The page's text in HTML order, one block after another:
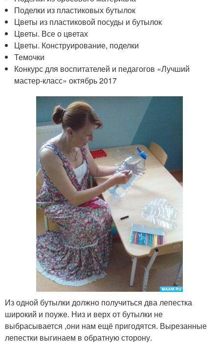
Поделки из пластиковых бутылок
Цветы из пластиковой посуды и бутылок
Цветы. Все о цветах
Цветы. Конструирование, поделки
Темочки
Конкурс для воспитателей и педагогов «Лучший
мастер-класс» октябрь 2017
Из одной бутылки должно получиться два лепестка
широкий и поуже. Низ и верх от бутылки не
выбрасывается ,они нам ещё пригодятся. Вырезанные
лепестки выгинаем в обратную сторону.